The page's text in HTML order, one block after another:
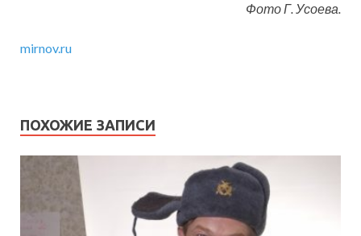
Фото Г. Усоева.
mirnov.ru
ПОХОЖИЕ ЗАПИСИ